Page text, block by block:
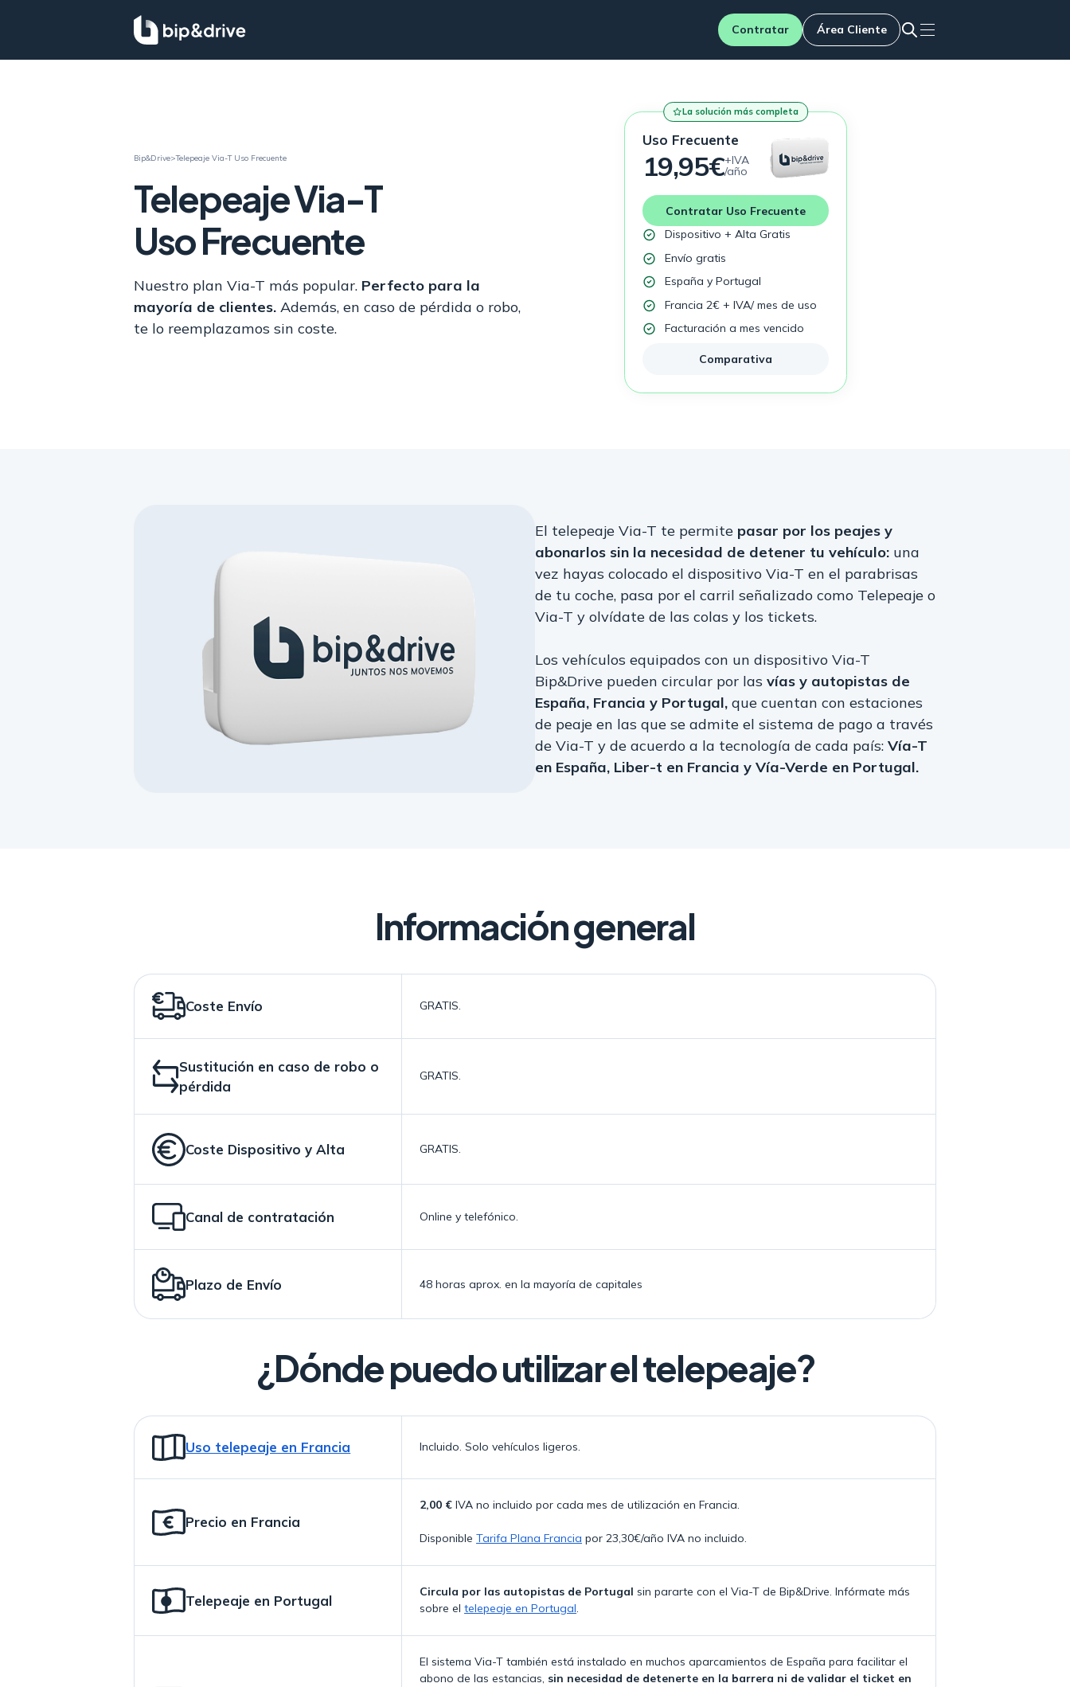
Contratar Área Cliente
Bip&Drive>Telepeaje Via-T Uso Frecuente
Telepeaje Via-T
Uso Frecuente
Nuestro plan Via-T más popular. Perfecto para la
mayoría de clientes.Además, en caso de pérdida o robo,
te lo reemplazamos sin coste.
La solución más completa
Uso Frecuente
19,95€+IVA
/año
Contratar Uso Frecuente
Dispositivo + Alta Gratis
Envío gratis
España y Portugal
Francia 2€ + IVA/ mes de uso
Facturación a mes vencido
Comparativa
El telepeaje Via-T te permite pasar por los peajes y
abonarlos sin la necesidad de detener tu vehículo: una
vez hayas colocado el dispositivo Via-T en el parabrisas
de tu coche, pasa por el carril señalizado como Telepeaje o
Via-T y olvídate de las colas y los tickets.
Los vehículos equipados con un dispositivo Via-T
Bip&Drive pueden circular por las vías y autopistas de
España, Francia y Portugal, que cuentan con estaciones
de peaje en las que se admite el sistema de pago a través
de Via-T y de acuerdo a la tecnología de cada país: Vía-T
en España, Liber-t en Francia y Vía-Verde en Portugal.
Información general
Coste Envío GRATIS.
Sustitución en caso de robo o
pérdida
GRATIS.
Coste Dispositivo y Alta GRATIS.
Canal de contratación Online y telefónico.
Plazo de Envío 48 horas aprox. en la mayoría de capitales
¿Dónde puedo utilizar el telepeaje?
Uso telepeaje en Francia Incluido. Solo vehículos ligeros.
Precio en Francia
2,00 € IVA no incluido por cada mes de utilización en Francia.
DisponibleTarifa Plana Francia por 23,30€/año IVA no incluido.
Telepeaje en Portugal
Circula por las autopistas de Portugal sin pararte con el Via-T de Bip&Drive. Infórmate más
sobre eltelepeaje en Portugal.
El sistema Via-T también está instalado en muchos aparcamientos de España para facilitar el
abono de las estancias, sin necesidad de detenerte en la barrera ni de validar el ticket en